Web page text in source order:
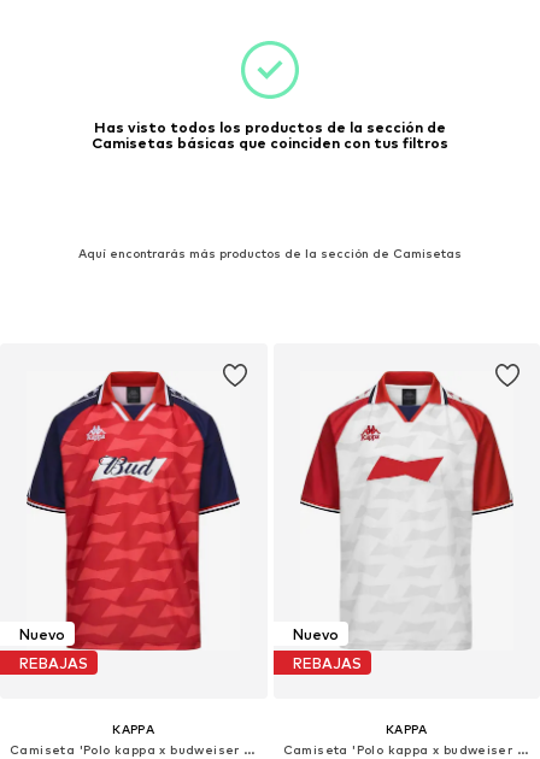
Has visto todos los productos de la sección de
Camisetas básicas que coinciden con tus filtros
Aquí encontrarás más productos de la sección de Camisetas
Nuevo
REBAJAS
KAPPA
Camiseta 'Polo kappa x budweiser rojo mikail retro shirt'
Nuevo
REBAJAS
KAPPA
Camiseta 'Polo kappa x budweiser blanco markus retro shirt'